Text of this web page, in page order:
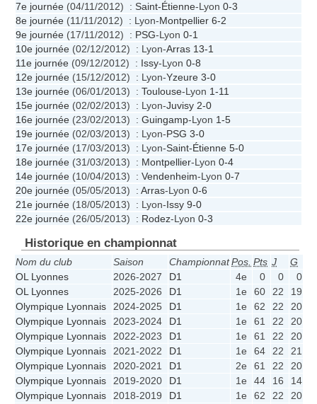
7e journée (04/11/2012) : Saint-Étienne-Lyon 0-3
8e journée (11/11/2012) : Lyon-Montpellier 6-2
9e journée (17/11/2012) : PSG-Lyon 0-1
10e journée (02/12/2012) : Lyon-Arras 13-1
11e journée (09/12/2012) : Issy-Lyon 0-8
12e journée (15/12/2012) : Lyon-Yzeure 3-0
13e journée (06/01/2013) : Toulouse-Lyon 1-11
15e journée (02/02/2013) : Lyon-Juvisy 2-0
16e journée (23/02/2013) : Guingamp-Lyon 1-5
19e journée (02/03/2013) : Lyon-PSG 3-0
17e journée (17/03/2013) : Lyon-Saint-Étienne 5-0
18e journée (31/03/2013) : Montpellier-Lyon 0-4
14e journée (10/04/2013) : Vendenheim-Lyon 0-7
20e journée (05/05/2013) : Arras-Lyon 0-6
21e journée (18/05/2013) : Lyon-Issy 9-0
22e journée (26/05/2013) : Rodez-Lyon 0-3
Historique en championnat
Nom du club Saison ChampionnatPos. Pts J G
OL Lyonnes
2026-2027 D1 4e 0 0 0
OL Lyonnes
2025-2026 D1 1e 60 22 19
Olympique Lyonnais
2024-2025 D1 1e 62 22 20
Olympique Lyonnais
2023-2024 D1 1e 61 22 20
Olympique Lyonnais
2022-2023 D1 1e 61 22 20
Olympique Lyonnais
2021-2022 D1 1e 64 22 21
Olympique Lyonnais
2020-2021 D1 2e 61 22 20
Olympique Lyonnais
2019-2020 D1 1e 44 16 14
Olympique Lyonnais
2018-2019 D1 1e 62 22 20